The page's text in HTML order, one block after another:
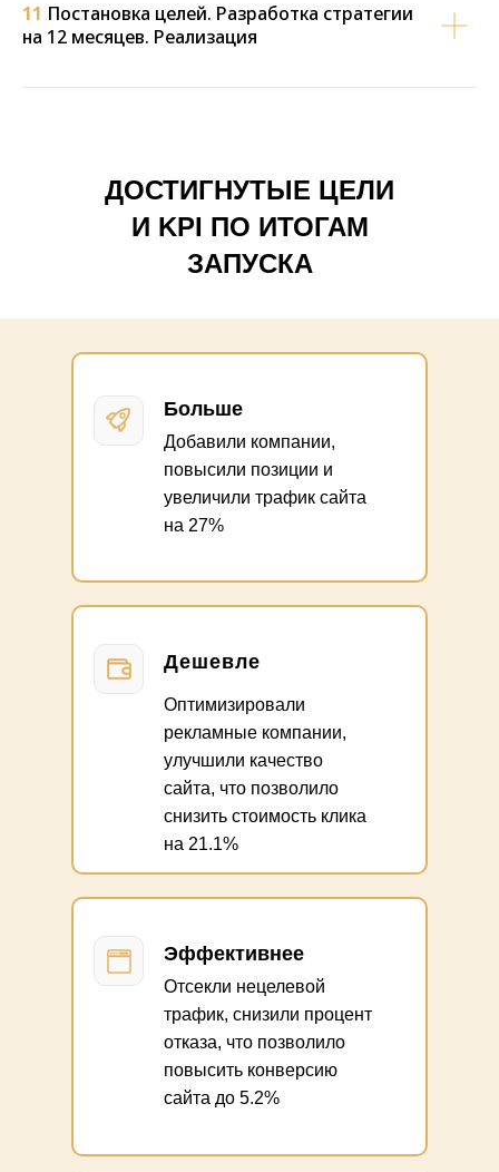
11 Постановка целей. Разработка стратегии
на 12 месяцев. Реализация
ДОСТИГНУТЫЕ ЦЕЛИ
И KPI ПО ИТОГАМ
ЗАПУСКА
Больше
Добавили компании,
повысили позиции и
увеличили трафик сайта
на 27%
Дешевле
Эффективнее
Отсекли нецелевой
трафик, снизили процент
отказа, что позволило
повысить конверсию
сайта до 5.2%
Оптимизировали
рекламные компании,
улучшили качество
сайта, что позволило
снизить стоимость клика
на 21.1%